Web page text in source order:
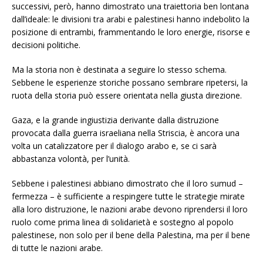
successivi, però, hanno dimostrato una traiettoria ben lontana
dall’ideale: le divisioni tra arabi e palestinesi hanno indebolito la
posizione di entrambi, frammentando le loro energie, risorse e
decisioni politiche.
Ma la storia non è destinata a seguire lo stesso schema.
Sebbene le esperienze storiche possano sembrare ripetersi, la
ruota della storia può essere orientata nella giusta direzione.
Gaza, e la grande ingiustizia derivante dalla distruzione
provocata dalla guerra israeliana nella Striscia, è ancora una
volta un catalizzatore per il dialogo arabo e, se ci sarà
abbastanza volontà, per l’unità.
Sebbene i palestinesi abbiano dimostrato che il loro sumud –
fermezza – è sufficiente a respingere tutte le strategie mirate
alla loro distruzione, le nazioni arabe devono riprendersi il loro
ruolo come prima linea di solidarietà e sostegno al popolo
palestinese, non solo per il bene della Palestina, ma per il bene
di tutte le nazioni arabe.